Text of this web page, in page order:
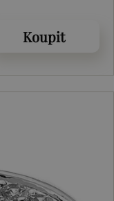
Koupit